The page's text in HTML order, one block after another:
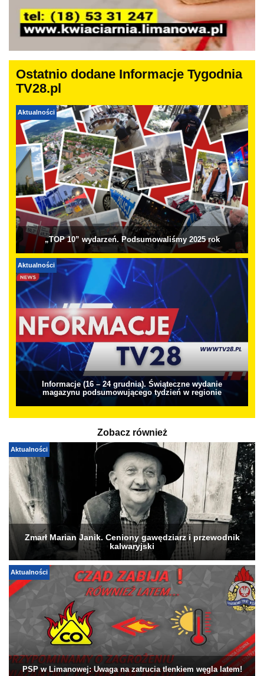
Ostatnio dodane Informacje Tygodnia
TV28.pl
Aktualności
„TOP 10” wydarzeń. Podsumowaliśmy 2025 rok
Aktualności
Informacje (16 – 24 grudnia). Świąteczne wydanie
magazynu podsumowującego tydzień w regionie
Zobacz również
Aktualności
Zmarł Marian Janik. Ceniony gawędziarz i przewodnik
kalwaryjski
Aktualności
PSP w Limanowej: Uwaga na zatrucia tlenkiem węgla latem!